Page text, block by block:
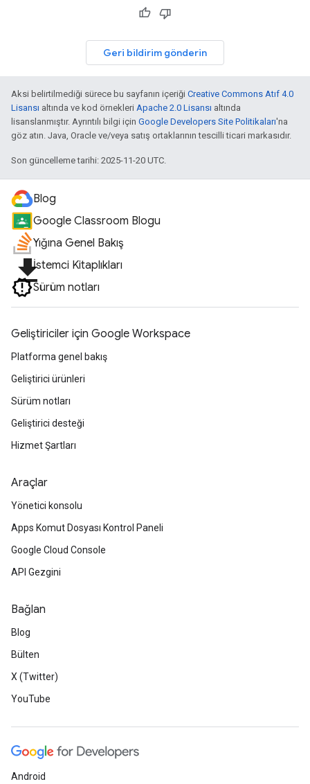
Geri bildirim gönderin
Aksi belirtilmediği sürece bu sayfanın içeriği Creative Commons Atıf 4.0
Lisansı altında ve kod örnekleri Apache 2.0 Lisansı altında
lisanslanmıştır. Ayrıntılı bilgi için Google Developers Site Politikaları'na
göz atın. Java, Oracle ve/veya satış ortaklarının tescilli ticari markasıdır.
Son güncelleme tarihi: 2025-11-20 UTC.
Blog
Google Classroom Blogu
Yığına Genel Bakış
file_downloadİstemci Kitaplıkları
Sürüm notları
Geliştiriciler için Google Workspace
Platforma genel bakış
Geliştirici ürünleri
Sürüm notları
Geliştirici desteği
Hizmet Şartları
Araçlar
Yönetici konsolu
Apps Komut Dosyası Kontrol Paneli
Google Cloud Console
API Gezgini
Bağlan
Blog
Bülten
X (Twitter)
YouTube
Android